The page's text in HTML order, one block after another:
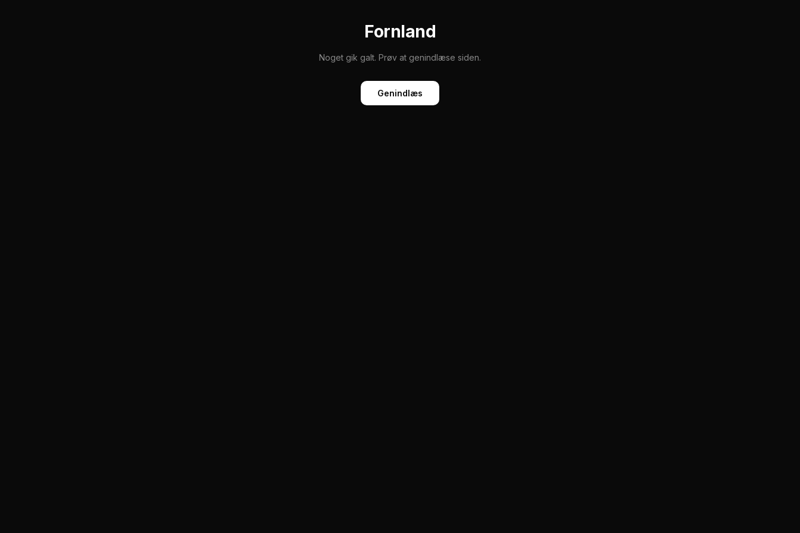
Fornland
Noget gik galt. Prøv at genindlæse siden.
Genindlæs